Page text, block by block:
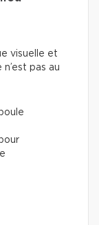
visuelle et
pas au